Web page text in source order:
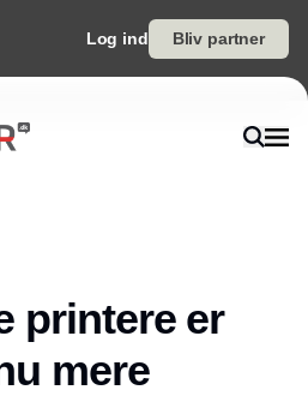
Log ind Bliv partner
printere er
mere